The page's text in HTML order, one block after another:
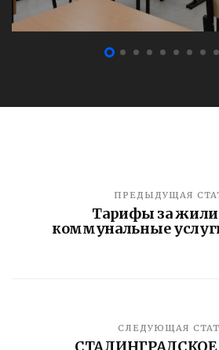
ПРЕДЫДУЩАЯ
Тарифы за
коммунальные
СЛЕДУЮЩАЯ